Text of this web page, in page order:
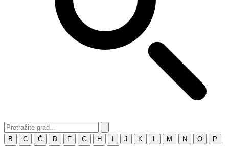
B C Č D F G H J K M N O
P